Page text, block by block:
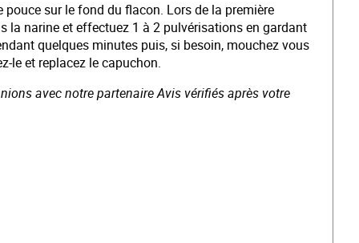
sur le fond du flacon. Lors de la première
la narine et effectuez 1 à 2 pulvérisations en gardant
quelques minutes puis, si besoin, mouchez vous
le et replacez le capuchon.
avec notre partenaire Avis vérifiés après votre